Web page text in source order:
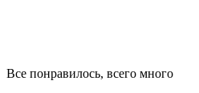
Все понравилось, всего много